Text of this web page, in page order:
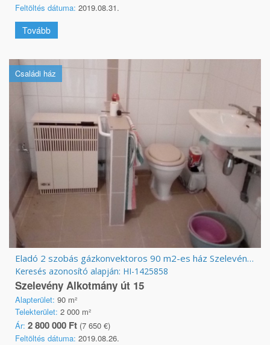
Feltöltés dátuma: 2019.08.31.
Tovább
Családi ház
Eladó 2 szobás gázkonvektoros 90 m2-es ház Szelevényen.
Keresés azonosító alapján: HI-1425858
Szelevény Alkotmány út 15
Alapterület: 90 m²
Telekterület: 2 000 m²
Ár: 2 800 000 Ft (7 650 €)
Feltöltés dátuma: 2019.08.26.